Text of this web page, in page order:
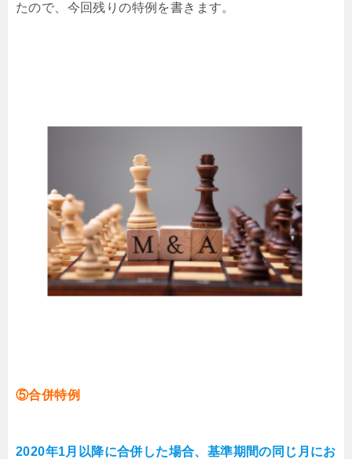
たので、今回残りの特例を書きます。
⑤合併特例
2020年1月以降に合併した場合、基準期間の同じ月にお